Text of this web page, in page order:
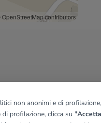
contributors
non anonimi e di
profilazione, clicca su